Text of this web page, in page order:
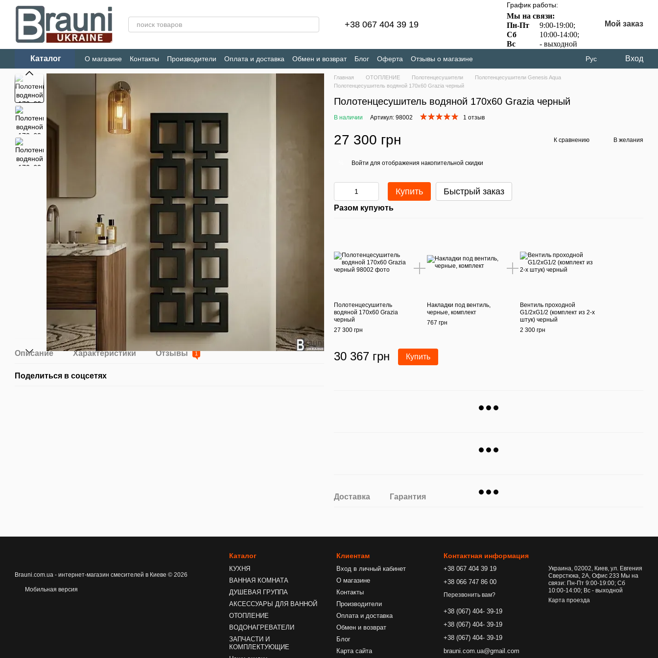
Перейти к основному контенту
+38 067 404 39 19
График работы:
Мы на связи:
Пн-Пт
9:00-19:00;
Сб
10:00-14:00;
Вс
- выходной
Мой заказ
Каталог О магазине Контакты Производители Оплата и доставка Обмен и возврат Блог Оферта
Отзывы о магазине
Конфиденциальность
Рус Вход
Описание Характеристики Отзывы 1
Поделиться в соцсетях
Главная ОТОПЛЕНИЕ Полотенцесушители
Полотенцесушители Genesis Aqua
Полотенцесушитель водяной 170х60 Grazia черный
Полотенцесушитель водяной 170х60 Grazia черный
В наличии Артикул: 98002 1 отзыв
27 300 грн К сравнению В желания
Войти для отображения накопительной скидки
Купить Быстрый заказ
Разом купують
Полотенцесушитель
водяной 170х60 Grazia
черный
27 300 грн
Накладки под вентиль,
черные, комплект
767 грн
Вентиль проходной
G1/2xG1/2 (комплект из 2-х
штук) черный
2 300 грн
30 367 грн Купить
Доставка Гарантия
Brauni.com.ua - интернет-магазин смесителей в Киеве © 2026
Мобильная версия
Каталог
КУХНЯ
ВАННАЯ КОМНАТА
ДУШЕВАЯ ГРУППА
АКСЕССУАРЫ ДЛЯ ВАННОЙ
ОТОПЛЕНИЕ
ВОДОНАГРЕВАТЕЛИ
ЗАПЧАСТИ И
КОМПЛЕКТУЮЩИЕ
Клиентам
Вход в личный кабинет
О магазине
Контакты
Производители
Оплата и доставка
Обмен и возврат
Блог
Карта сайта
Контактная информация
+38 067 404 39 19
+38 066 747 86 00
Перезвонить вам?
+38 (067) 404- 39-19
+38 (067) 404- 39-19
+38 (067) 404- 39-19
brauni.com.ua@gmail.com
Украина, 02002, Киев, ул. Евгения
Сверстюка, 2А, Офис 233 Мы на
связи: Пн-Пт 9:00-19:00; Сб
10:00-14:00; Вс - выходной
Карта проезда